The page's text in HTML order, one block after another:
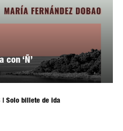
con ‘Ñ’
| Solo billete de ida